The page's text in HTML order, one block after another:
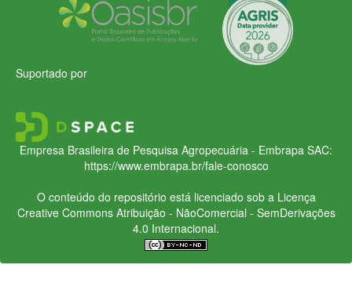
Suportado por
Empresa Brasileira de Pesquisa Agropecuária - Embrapa SAC:
https://www.embrapa.br/fale-conosco
O conteúdo do repositório está licenciado sob a Licença
Creative CommonsAtribuição - NãoComercial - SemDerivações
4.0 Internacional.